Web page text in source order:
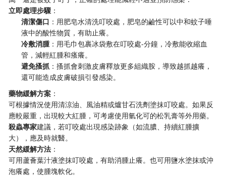
​立即處理步驟​ ​：
​清潔傷口​ ​：用肥皂水清洗叮咬處，肥皂的鹼性可以中和蚊子唾
液中的酸性物質，有助止癢。
​冷敷消腫​ ​：用毛巾包裹冰袋敷在叮咬處-分鐘，冷敷能收縮血
管，減輕紅腫和瘙癢。
​避免搔抓​ ​：搔抓會刺激皮膚釋放更多組織胺，導致越抓越癢，
還可能造成皮膚破損引發感染。
​藥物緩解方案​ ​：
可根據情況使用清涼油、風油精或爐甘石洗劑塗抹叮咬處。如果反
應較嚴重，出現較大紅腫，可考慮使用氫化可的松乳膏等外用藥。​
殺蟲專家​​建議，若叮咬處出現感染跡象（如流膿、持續紅腫擴
大），應及時就醫。
​天然緩解方法​ ​：
可用蘆薈葉汁液塗抹叮咬處，有助消腫止癢。也可用鹽水塗抹或沖
泡癢處，使腫塊軟化。